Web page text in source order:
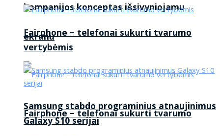
kompanijos konceptas išsivyniojamu
ekranu
Fairphone – telefonai sukurti tvarumo
Fairphone – telefonai sukurti tvarumo
vertybėmis
Samsung stabdo programinius atnaujinimus
Galaxy S10 serijai